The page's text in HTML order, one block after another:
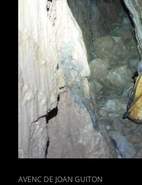
CAT
AVENC DE JOAN GUITON